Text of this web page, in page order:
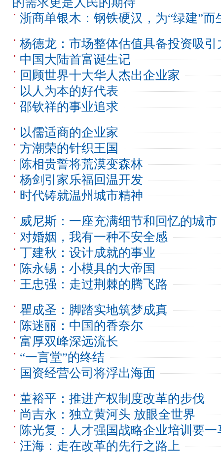
浙商单银木：钢铁硬汉，为“绿建”而
杨德龙：市场整体估值具备投资吸引
中国大陆首富诞生记
回顾世界十大华人杰出企业家
以人为本的好代表
邵钦祥的事业追求
以儒适商的企业家
方潮荣的针织王国
陈相贵誓将荒漠变森林
杨剑引家乐福回温开发
时代铸就温州城市精神
威尼斯：一座充满细节和回忆的城市
对婚姻，我有一种不安全感
丁建秋：设计成就的事业
陈永锡：小模具的大帝国
王忠强：走过荆棘的腾飞路
瞿成圣：脚踏实地筑梦成真
陈迷丽：中国的香奈尔
富厚双峰深远流长
“一言堂”的终结
国资经营公司将浮出海面
董裕平：推进产权制度改革的步伐
尚吉永：独立黄河头 放眼全世界
陈光复：人才强国战略企业培训要一
汪海：走在改革的先行之路上